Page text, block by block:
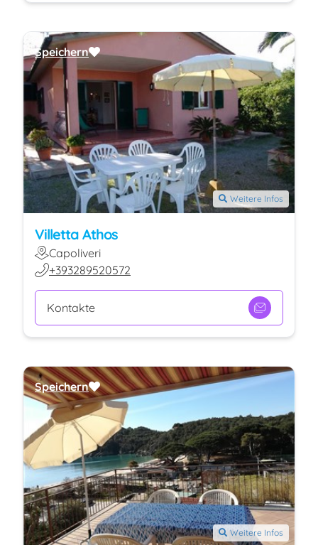
Weitere Infos
Villetta Athos
Capoliveri
+393289520572
Kontakte
Speichern
Weitere Infos
Speichern